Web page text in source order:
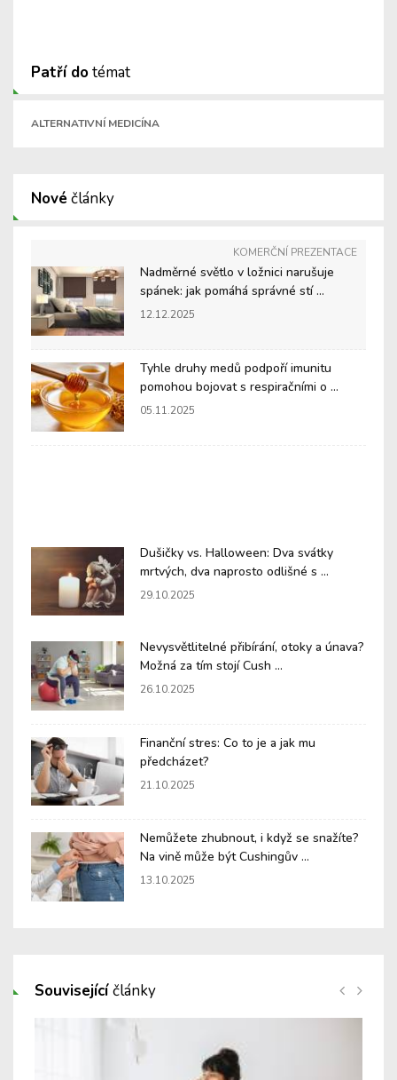
Patří dotémat
ALTERNATIVNÍ MEDICÍNA
Nové články
KOMERČNÍ PREZENTACE
Nadměrné světlo v ložnici narušuje
spánek: jak pomáhá správné stí ...
12.12.2025
Tyhle druhy medů podpoří imunitu
pomohou bojovat s respiračními o ...
05.11.2025
Dušičky vs. Halloween: Dva svátky
mrtvých, dva naprosto odlišné s ...
29.10.2025
Nevysvětlitelné přibírání, otoky a únava?
Možná za tím stojí Cush ...
26.10.2025
Finanční stres: Co to je a jak mu
předcházet?
21.10.2025
Nemůžete zhubnout, i když se snažíte?
Na vině může být Cushingův ...
13.10.2025
Souvisejícíčlánky